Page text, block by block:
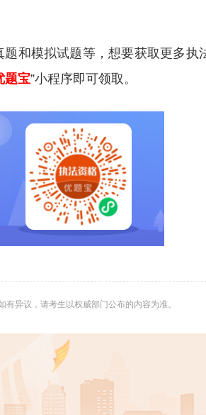
和模拟试题等，想要获取更多执
题宝”小程序即可领取。
异议，请考生以权威部门公布的内容为准。